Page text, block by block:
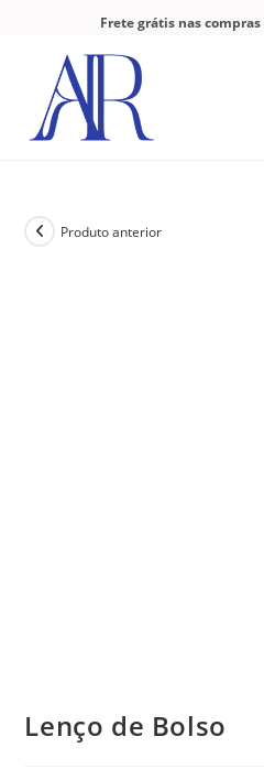
Frete grátis nas
Produto anterior
Lenço de Bolso